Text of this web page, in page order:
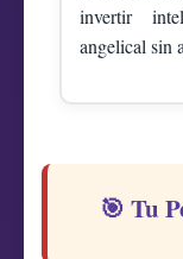
invertir
angelical sin
🎯 Tu